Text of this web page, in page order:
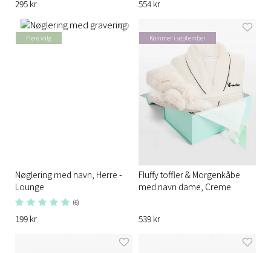
295 kr 554 kr
Flere valg
Nøglering med navn, Herre -
Lounge
(6)
199 kr
Kommer i september
Fluffy toffler & Morgenkåbe
med navn dame, Creme
539 kr